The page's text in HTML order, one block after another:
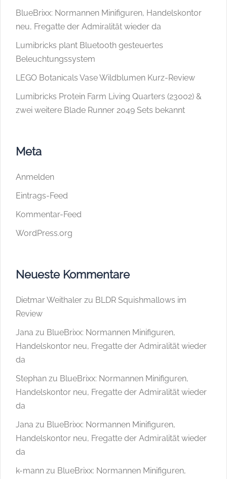
BlueBrixx: Normannen Minifiguren, Handelskontor
neu, Fregatte der Admiralität wieder da
Lumibricks plant Bluetooth gesteuertes
Beleuchtungssystem
LEGO Botanicals Vase Wildblumen Kurz-Review
Lumibricks Protein Farm Living Quarters (23002) &
zwei weitere Blade Runner 2049 Sets bekannt
Meta
Anmelden
Eintrags-Feed
Kommentar-Feed
WordPress.org
Neueste Kommentare
Dietmar Weithaler zu BLDR Squishmallows im
Review
Jana zu BlueBrixx: Normannen Minifiguren,
Handelskontor neu, Fregatte der Admiralität wieder
da
Stephan zu BlueBrixx: Normannen Minifiguren,
Handelskontor neu, Fregatte der Admiralität wieder
da
Jana zu BlueBrixx: Normannen Minifiguren,
Handelskontor neu, Fregatte der Admiralität wieder
da
k-mann zu BlueBrixx: Normannen Minifiguren,